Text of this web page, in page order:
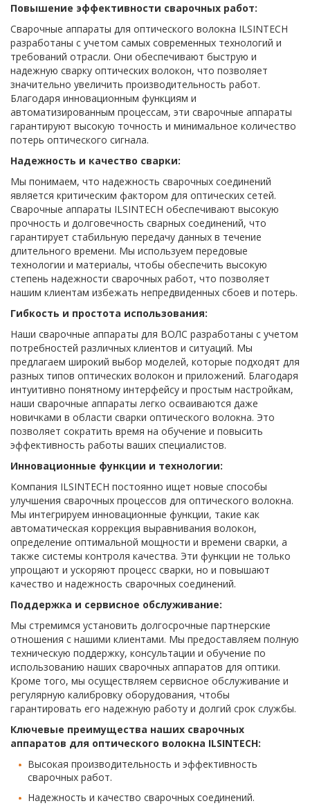
Повышение эффективности сварочных работ:
Сварочные аппараты для оптического волокна ILSINTECH
разработаны с учетом самых современных технологий и
требований отрасли. Они обеспечивают быструю и
надежную сварку оптических волокон, что позволяет
значительно увеличить производительность работ.
Благодаря инновационным функциям и
автоматизированным процессам, эти сварочные аппараты
гарантируют высокую точность и минимальное количество
потерь оптического сигнала.
Надежность и качество сварки:
Мы понимаем, что надежность сварочных соединений
является критическим фактором для оптических сетей.
Сварочные аппараты ILSINTECH обеспечивают высокую
прочность и долговечность сварных соединений, что
гарантирует стабильную передачу данных в течение
длительного времени. Мы используем передовые
технологии и материалы, чтобы обеспечить высокую
степень надежности сварочных работ, что позволяет
нашим клиентам избежать непредвиденных сбоев и потерь.
Гибкость и простота использования:
Наши сварочные аппараты для ВОЛС разработаны с учетом
потребностей различных клиентов и ситуаций. Мы
предлагаем широкий выбор моделей, которые подходят для
разных типов оптических волокон и приложений. Благодаря
интуитивно понятному интерфейсу и простым настройкам,
наши сварочные аппараты легко осваиваются даже
новичками в области сварки оптического волокна. Это
позволяет сократить время на обучение и повысить
эффективность работы ваших специалистов.
Инновационные функции и технологии:
Компания ILSINTECH постоянно ищет новые способы
улучшения сварочных процессов для оптического волокна.
Мы интегрируем инновационные функции, такие как
автоматическая коррекция выравнивания волокон,
определение оптимальной мощности и времени сварки, а
также системы контроля качества. Эти функции не только
упрощают и ускоряют процесс сварки, но и повышают
качество и надежность сварочных соединений.
Поддержка и сервисное обслуживание:
Мы стремимся установить долгосрочные партнерские
отношения с нашими клиентами. Мы предоставляем полную
техническую поддержку, консультации и обучение по
использованию наших сварочных аппаратов для оптики.
Кроме того, мы осуществляем сервисное обслуживание и
регулярную калибровку оборудования, чтобы
гарантировать его надежную работу и долгий срок службы.
Ключевые преимущества наших сварочных
аппаратов для оптического волокна ILSINTECH:
Высокая производительность и эффективность
сварочных работ.
Надежность и качество сварочных соединений.